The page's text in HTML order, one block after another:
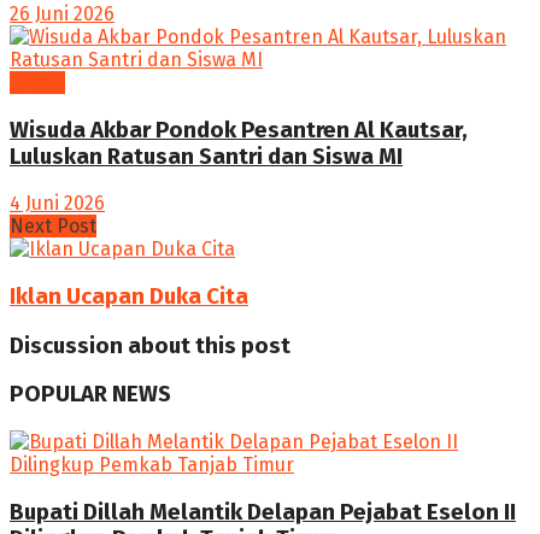
26 Juni 2026
Wisuda Akbar Pondok Pesantren Al Kautsar,
Luluskan Ratusan Santri dan Siswa MI
4 Juni 2026
Next Post
Iklan Ucapan Duka Cita
Discussion about this post
POPULAR NEWS
Bupati Dillah Melantik Delapan Pejabat Eselon II